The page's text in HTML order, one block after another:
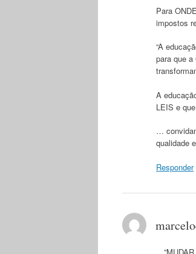
Para
impostos
“A
para que
A
LEIS e
…
qualidade
Responder